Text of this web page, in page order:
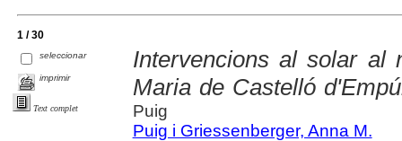
1 / 30
seleccionar
imprimir
Text complet
Intervencions al solar al
Maria de Castelló
Puig
Puig i Griessenberger, Anna M.